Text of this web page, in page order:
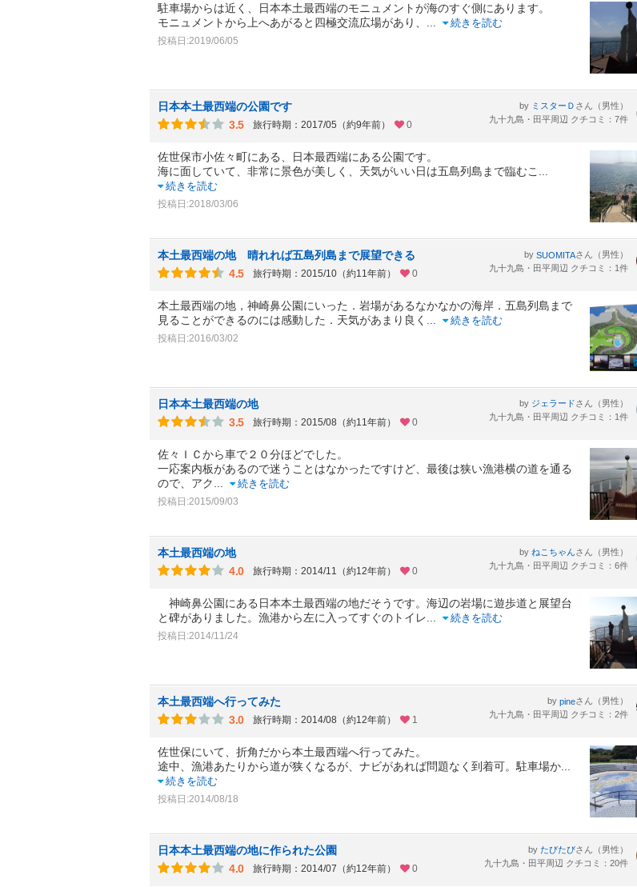
駐車場からは近く、日本本土最西端のモニュメントが海のすぐ側にあります。
モニュメントから上へあがると四極交流広場があり、
続きを読む
投稿日:2019/06/05
日本本土最西端の公園です
3.5
旅行時期：2017/05（約9年前） 0
by ミスターＤ さん（男性）
九十九島・田平周辺 クチコミ：7件
佐世保市小佐々町にある、日本最西端にある公園です。
海に面していて、非常に景色が美しく、天気がいい日は五島列島まで臨むこ
続きを読む
投稿日:2018/03/06
本土最西端の地 晴れれば五島列島まで展望できる
4.5
旅行時期：2015/10（約11年前） 0
by SUOMITAさん（男性）
九十九島・田平周辺 クチコミ：1件
本土最西端の地，神崎鼻公園にいった．岩場があるなかなかの海岸．五島列島まで
見ることができるのには感動した．天気があまり良く
続きを読む
投稿日:2016/03/02
日本本土最西端の地
3.5
旅行時期：2015/08（約11年前） 0
by ジェラードさん（男性）
九十九島・田平周辺 クチコミ：1件
佐々ＩＣから車で２０分ほどでした。
一応案内板があるので迷うことはなかったですけど、最後は狭い漁港横の道を通る
ので、アク
続きを読む
投稿日:2015/09/03
本土最西端の地
4.0
旅行時期：2014/11（約12年前） 0
by ねこちゃんさん（男性）
九十九島・田平周辺 クチコミ：6件
神崎鼻公園にある日本本土最西端の地だそうです。海辺の岩場に遊歩道と展望台
と碑がありました。漁港から左に入ってすぐのトイレ
続きを読む
投稿日:2014/11/24
本土最西端へ行ってみた
3.0
旅行時期：2014/08（約12年前） 1
by pineさん（男性）
九十九島・田平周辺 クチコミ：2件
佐世保にいて、折角だから本土最西端へ行ってみた。
途中、漁港あたりから道が狭くなるが、ナビがあれば問題なく到着可。駐車場か
続きを読む
投稿日:2014/08/18
日本本土最西端の地に作られた公園
4.0
旅行時期：2014/07（約12年前） 0
by たびたびさん（男性）
九十九島・田平周辺 クチコミ：20件